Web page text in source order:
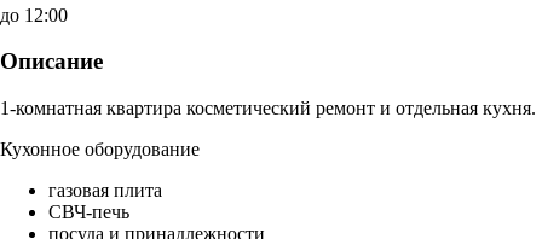
до 12:00
Описание
1-комнатная квартира косметический ремонт и отдельная кухня.
Кухонное оборудование
газовая плита
СВЧ-печь
посуда и принадлежности